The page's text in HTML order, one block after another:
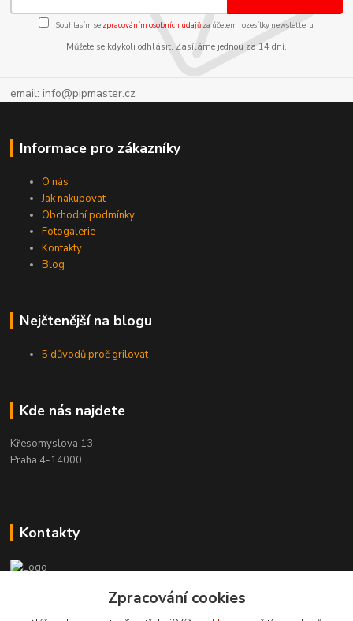
Souhlasím se zpracováním osobních údajůza účelem rozesílky newsletteru.
Můžete se kdykoli odhlásit. Zasíláme jednou za 14 dní.
email: info@pipmaster.cz
Informace pro zákazníky
O nás
Jak nakupovat
Obchodní podmínky
Fotogalerie
Kontakty
Blog
Nejčtenější na blogu
5 důvodů proč grilovat
Kde nás najdete
Křesomyslova 13
Praha 4-14000
Kontakty
+420 603 197 240Zpracování cookies